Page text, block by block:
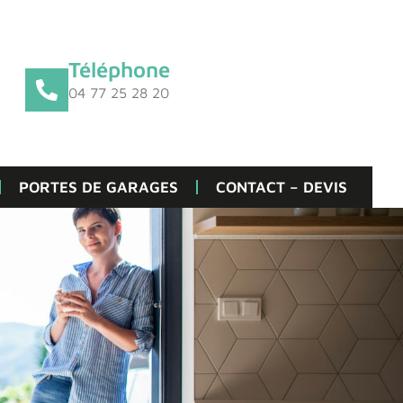
Téléphone
04 77 25 28 20
PORTES DE GARAGES CONTACT – DEVIS